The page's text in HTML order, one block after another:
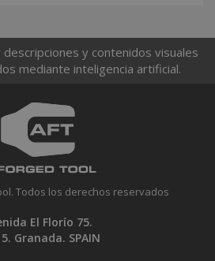
y contenidos visuales
mediante inteligencia artificial.
Todos los derechos reservados
El Florío 75.
Granada. SPAIN